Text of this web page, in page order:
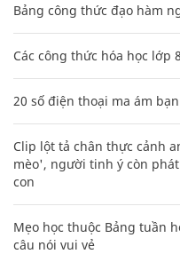
Bảng công thức đạo hàm
Các công thức hóa học lớp
20 số điện thoại ma ám
Clip lột tả chân thực cảnh
mèo', người tinh ý còn
con
Mẹo học thuộc Bảng tuần
câu nói vui vẻ